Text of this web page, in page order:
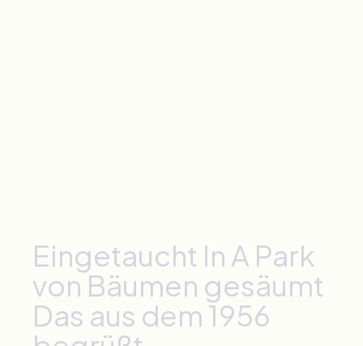
EingetauchtInAPark
von Bäumen gesäumt
Dasaus dem1956